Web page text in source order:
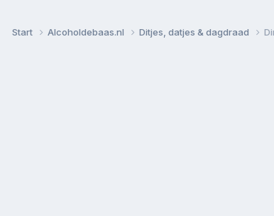
Start Alcoholdebaas.nl Ditjes, datjes & dagdraad